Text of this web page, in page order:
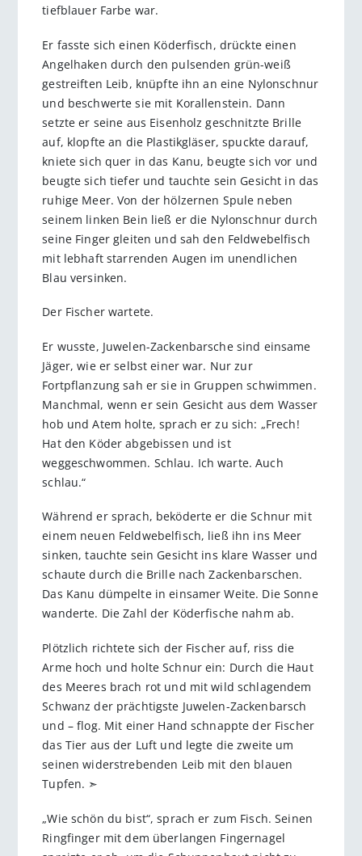
tiefblauer Farbe war.
Er fasste sich einen Köderfisch, drückte einen
Angelhaken durch den pulsenden grün-weiß
gestreiften Leib, knüpfte ihn an eine Nylonschnur
und beschwerte sie mit Korallenstein. Dann
setzte er seine aus Eisenholz geschnitzte Brille
auf, klopfte an die Plastikgläser, spuckte darauf,
kniete sich quer in das Kanu, beugte sich vor und
beugte sich tiefer und tauchte sein Gesicht in das
ruhige Meer. Von der hölzernen Spule neben
seinem linken Bein ließ er die Nylonschnur durch
seine Finger gleiten und sah den Feldwebelfisch
mit lebhaft starrenden Augen im unendlichen
Blau versinken.
Der Fischer wartete.
Er wusste, Juwelen-Zackenbarsche sind einsame
Jäger, wie er selbst einer war. Nur zur
Fortpflanzung sah er sie in Gruppen schwimmen.
Manchmal, wenn er sein Gesicht aus dem Wasser
hob und Atem holte, sprach er zu sich: „Frech!
Hat den Köder abgebissen und ist
weggeschwommen. Schlau. Ich warte. Auch
schlau.“
Während er sprach, beköderte er die Schnur mit
einem neuen Feldwebelfisch, ließ ihn ins Meer
sinken, tauchte sein Gesicht ins klare Wasser und
schaute durch die Brille nach Zackenbarschen.
Das Kanu dümpelte in einsamer Weite. Die Sonne
wanderte. Die Zahl der Köderfische nahm ab.
Plötzlich richtete sich der Fischer auf, riss die
Arme hoch und holte Schnur ein: Durch die Haut
des Meeres brach rot und mit wild schlagendem
Schwanz der prächtigste Juwelen-Zackenbarsch
und – flog. Mit einer Hand schnappte der Fischer
das Tier aus der Luft und legte die zweite um
seinen widerstrebenden Leib mit den blauen
Tupfen. ➣
„Wie schön du bist“, sprach er zum Fisch. Seinen
Ringfinger mit dem überlangen Fingernagel